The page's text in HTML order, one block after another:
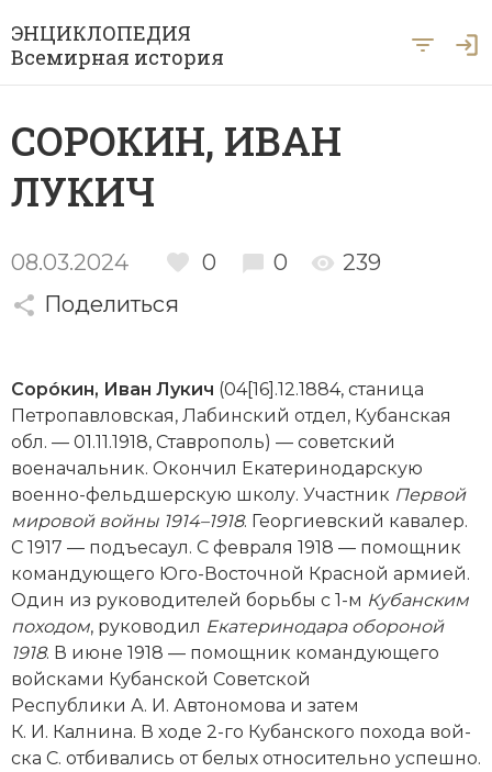
ЭНЦИКЛОПЕДИЯ
Всемирная история
Рубрики
Азия
Археология
Африка
Византия
Военная история
Генеалогия, геральдика
Государство и право
Европа
Империи
Историческая география и топонимика
История материальной и духовной культуры
Периоды
Античность
История Древнего мира
История Средних веков
Новая история
Новейшая история
А Б В Г
У Ф Х Ц Ч Ш Щ Ы Э
Ю Я
СОРОКИН, ИВАН
ЛУКИЧ
08.03.2024 0 0
239
Поделиться
Сорóкин, Иван Лукич (04[16].12.1884, станица
Петропавловская, Лабинский отдел, Кубанская
обл. — 01.11.1918, Ставрополь) — советский
военачальник. Окончил Екатеринодарскую
военно-фельдшерскую школу. Участник Первой
мировой вой­ны 1914–1918. Георгиевский кавалер.
С 1917 — подъесаул. С февраля 1918 — помощник
командующего Юго-Восточной Красной армией.
Один из руководителей борьбы с 1-м Кубанским
походом, руководил Екатеринодара обороной
1918. В июне 1918 — помощник командующего
вой­сками Кубанской Советской
Республики А. И. Автономова и затем
К. И. Калнина. В ходе 2-го Кубанского похода вой­
ска С. отбивались от белых относительно успешно.